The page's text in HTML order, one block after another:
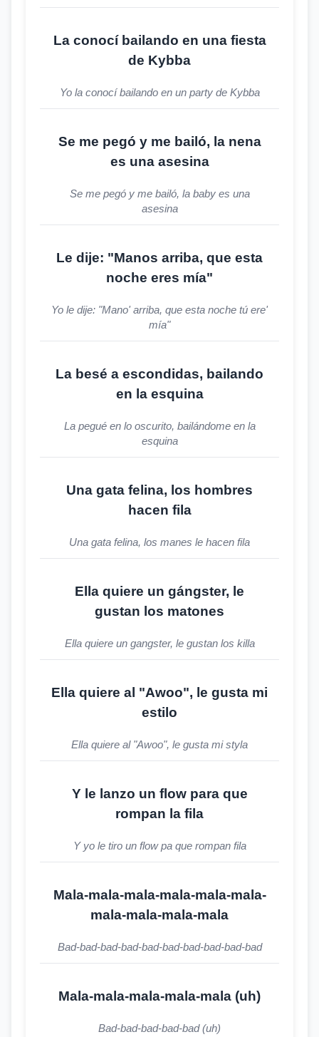
La conocí bailando en una fiesta
de Kybba
Yo la conocí bailando en un party de Kybba
Se me pegó y me bailó, la nena
es una asesina
Se me pegó y me bailó, la baby es una
asesina
Le dije: "Manos arriba, que esta
noche eres mía"
Yo le dije: "Mano' arriba, que esta noche tú ere'
mía"
La besé a escondidas, bailando
en la esquina
La pegué en lo oscurito, bailándome en la
esquina
Una gata felina, los hombres
hacen fila
Una gata felina, los manes le hacen fila
Ella quiere un gángster, le
gustan los matones
Ella quiere un gangster, le gustan los killa
Ella quiere al "Awoo", le gusta mi
estilo
Ella quiere al "Awoo", le gusta mi styla
Y le lanzo un flow para que
rompan la fila
Y yo le tiro un flow pa que rompan fila
Mala-mala-mala-mala-mala-mala-
mala-mala-mala-mala
Bad-bad-bad-bad-bad-bad-bad-bad-bad-bad
Mala-mala-mala-mala-mala (uh)
Bad-bad-bad-bad-bad (uh)